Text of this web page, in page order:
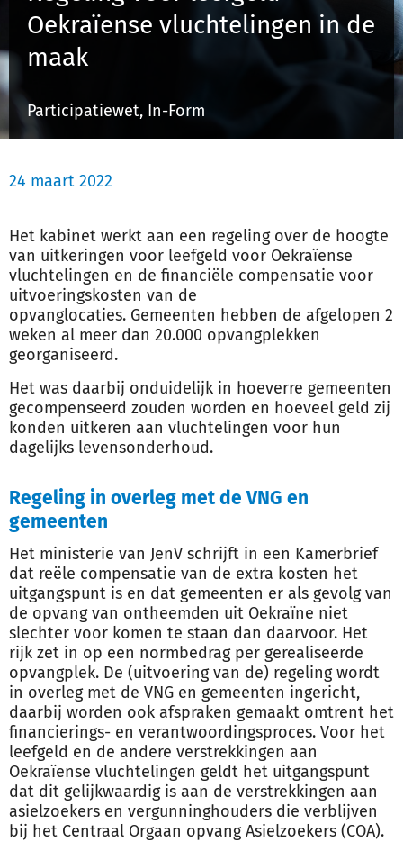
Registreren
Oekraïense vluchtelingen in de
maak
Participatiewet, In-Form
24 maart 2022
Het kabinet werkt aan een regeling over de hoogte
van uitkeringen voor leefgeld voor Oekraïense
vluchtelingen en de financiële compensatie voor
uitvoeringskosten van de
opvanglocaties. Gemeenten hebben de afgelopen 2
weken al meer dan 20.000 opvangplekken
georganiseerd.
Het was daarbij onduidelijk in hoeverre gemeenten
gecompenseerd zouden worden en hoeveel geld zij
konden uitkeren aan vluchtelingen voor hun
dagelijks levensonderhoud.
Regeling in overleg met de VNG en
gemeenten
Het ministerie van JenV schrijft in een Kamerbrief
dat reële compensatie van de extra kosten het
uitgangspunt is en dat gemeenten er als gevolg van
de opvang van ontheemden uit Oekraïne niet
slechter voor komen te staan dan daarvoor. Het
rijk zet in op een normbedrag per gerealiseerde
opvangplek. De (uitvoering van de) regeling wordt
in overleg met de VNG en gemeenten ingericht,
daarbij worden ook afspraken gemaakt omtrent het
financierings- en verantwoordingsproces. Voor het
leefgeld en de andere verstrekkingen aan
Oekraïense vluchtelingen geldt het uitgangspunt
dat dit gelijkwaardig is aan de verstrekkingen aan
asielzoekers en vergunninghouders die verblijven
bij het Centraal Orgaan opvang Asielzoekers (COA).